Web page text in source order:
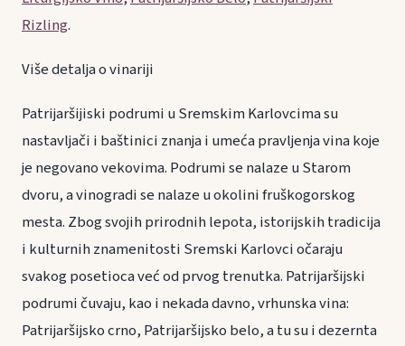
Rizling.
Više detalja o vinariji
Patrijaršijiski podrumi u Sremskim Karlovcima su
nastavljači i baštinici znanja i umeća pravljenja vina koje
je negovano vekovima. Podrumi se nalaze u Starom
dvoru, a vinogradi se nalaze u okolini fruškogorskog
mesta. Zbog svojih prirodnih lepota, istorijskih tradicija
i kulturnih znamenitosti Sremski Karlovci očaraju
svakog posetioca već od prvog trenutka. Patrijaršijski
podrumi čuvaju, kao i nekada davno, vrhunska vina:
Patrijaršijsko crno, Patrijaršijsko belo, a tu su i dezernta